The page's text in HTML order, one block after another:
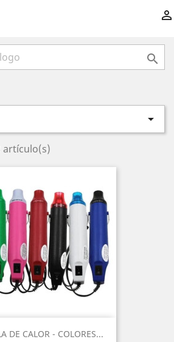



artículo(s)
DE CALOR - COLORES...